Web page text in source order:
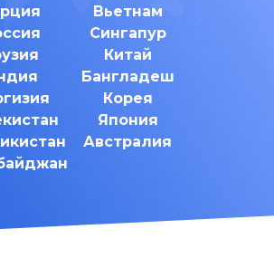
Вьетнам
Сингапур
Китай
Бангладеш
Корея
Япония
Австралия